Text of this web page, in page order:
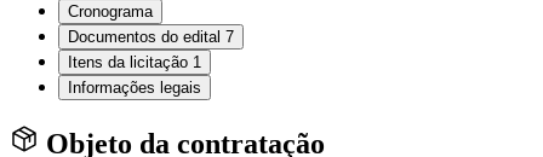
Cronograma
Documentos do edital 7
Itens da licitação 1
Informações legais
Objeto da contratação